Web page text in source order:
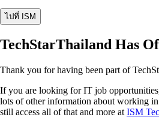
ไปที่ ISM
TechStarThailand Has
Thank you for having been part of
If you are looking for IT job
lots of other information about working
still access all of that and more at ISM